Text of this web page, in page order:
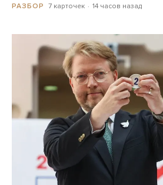
РАЗБОР 7 карточек 14 часов назад